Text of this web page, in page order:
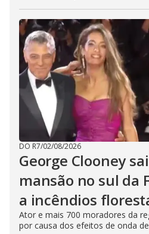
DO R7/02/08/2026
George Clooney
mansão no sul da
a incêndios
Ator e mais 700 moradores da
por causa dos efeitos de onda